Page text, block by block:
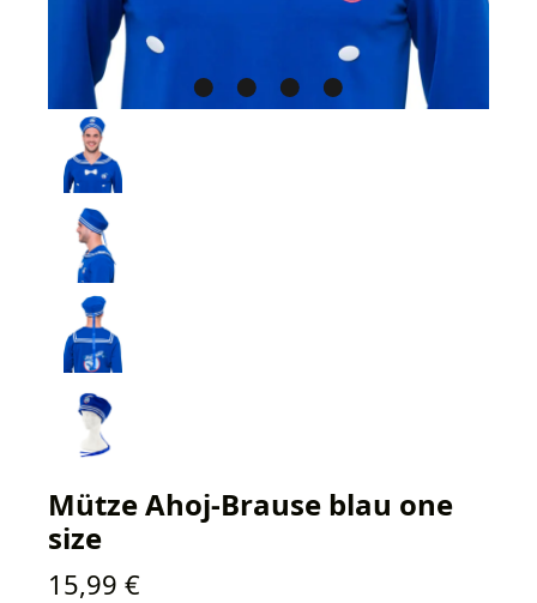
Mütze Ahoj-Brause blau one
size
Regulärer Preis:
15,99 €